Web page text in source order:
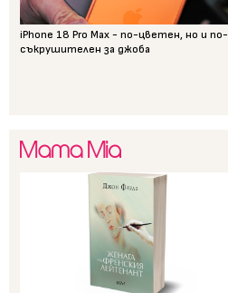
iPhone 18 Pro Max - по-цветен, но и по-
съкрушителен за джоба